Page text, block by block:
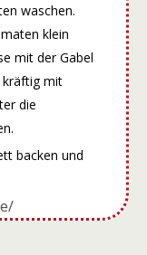
waschen.
klein
mit der Gabel
kräftig mit
die
backen und